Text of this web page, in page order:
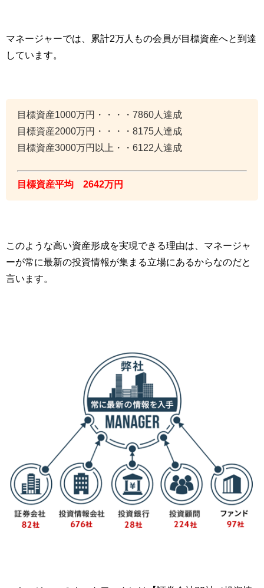
マネージャーでは、累計2万人もの会員が目標資産へと到達
しています。
目標資産1000万円・・・・7860人達成
目標資産2000万円・・・・8175人達成
目標資産3000万円以上・・6122人達成
目標資産平均 2642万円
このような高い資産形成を実現できる理由は、マネージャ
ーが常に最新の投資情報が集まる立場にあるからなのだと
言います。